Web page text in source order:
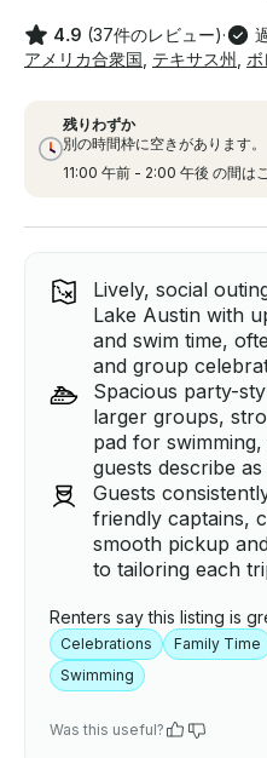
4.9 (37件のレビュー)·
アメリカ合衆国 テキサス州
残りわずか
別の時間枠に空きがあります。
11:00 午前 - 2:00 午後 の間は
Lively, social
Lake Austin with
and swim time,
and group
Spacious party-
larger groups,
pad for
guests describe
Guests
friendly captains,
smooth pickup
to tailoring each
Renters say this listing is
Celebrations Family Time
Swimming
Was this useful?